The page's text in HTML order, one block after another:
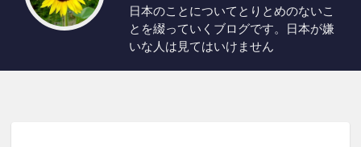
日本のことについてとりとめのないこ
とを綴っていくブログです。日本が嫌
いな人は見てはいけません